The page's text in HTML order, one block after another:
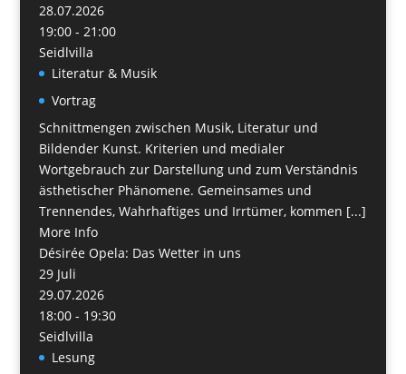
28.07.2026
19:00 - 21:00
Seidlvilla
Literatur & Musik
Vortrag
Schnittmengen zwischen Musik, Literatur und
Bildender Kunst. Kriterien und medialer
Wortgebrauch zur Darstellung und zum Verständnis
ästhetischer Phänomene. Gemeinsames und
Trennendes, Wahrhaftiges und Irrtümer, kommen [...]
More Info
Désirée Opela: Das Wetter in uns
29 Juli
29.07.2026
18:00 - 19:30
Seidlvilla
Lesung